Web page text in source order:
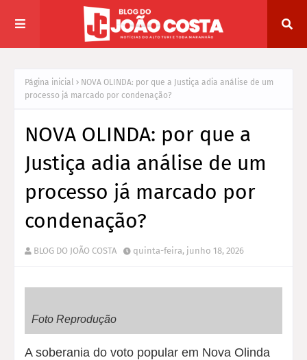
Página inicial
NOVA OLINDA: por que a Justiça adia análise de um
processo já marcado por condenação?
NOVA OLINDA: por que a
Justiça adia análise de um
processo já marcado por
condenação?
BLOG DO JOÃO COSTA quinta-feira, junho 18, 2026
Foto Reprodução
A soberania do voto popular em Nova Olinda